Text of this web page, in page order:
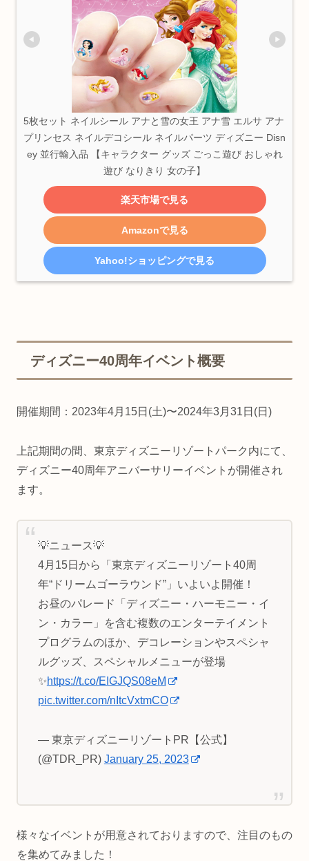
5枚セット ネイルシール アナと雪の女王 アナ雪 エルサ アナ
プリンセス ネイルデコシール ネイルパーツ ディズニー Disn
ey 並行輸入品 【キャラクター グッズ ごっこ遊び おしゃれ
遊び なりきり 女の子】
楽天市場で見る
Amazonで見る
Yahoo!ショッピングで見る
ディズニー40周年イベント概要
開催期間：2023年4月15日(土)〜2024年3月31日(日)
上記期間の間、東京ディズニーリゾートパーク内にて、
ディズニー40周年アニバーサリーイベントが開催され
ます。
💡ニュース💡
4月15日から「東京ディズニーリゾート40周
年“ドリームゴーラウンド”」いよいよ開催！
お昼のパレード「ディズニー・ハーモニー・イ
ン・カラー」を含む複数のエンターテイメント
プログラムのほか、デコレーションやスペシャ
ルグッズ、スペシャルメニューが登場
✨https://t.co/EIGJQS08eM
pic.twitter.com/nItcVxtmCO
— 東京ディズニーリゾートPR【公式】
(@TDR_PR) January 25, 2023
様々なイベントが用意されておりますので、注目のもの
を集めてみました！